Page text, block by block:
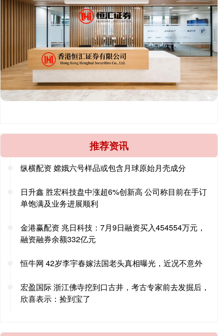
推荐资讯
纵横配资 嫦娥六号样品或包含月球原始月壳成分
日升鑫 胜宏科技盘中涨超6%创新高 公司称目前在手订
单饱满及业务进展顺利
金港赢配资 兆日科技：7月9日融资买入454554万元，
融资融券余额332亿元
恒牛网 42岁李宇春嫁法国老头真相曝光，近况不意外
宏盈国际 浙江佛寺挖到口古井，考古专家前去发掘后，
欣喜表示：捡到宝了